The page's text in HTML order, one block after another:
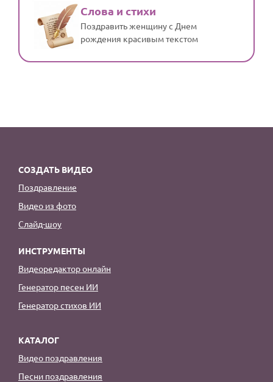
Слова и стихи
Поздравить женщину с Днем
рождения красивым текстом
СОЗДАТЬ ВИДЕО
Поздравление
Видео из фото
Слайд-шоу
ИНСТРУМЕНТЫ
Видеоредактор онлайн
Генератор песен ИИ
Генератор стихов ИИ
КАТАЛОГ
Видео поздравления
Песни поздравления